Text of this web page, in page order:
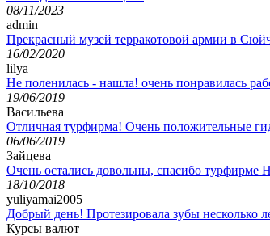
08/11/2023
admin
Прекрасный музей терракотовой армии в
16/02/2020
lilya
Не поленилась - нашла! очень понравилась
19/06/2019
Васильева
Отличная турфирма! Очень положительные
06/06/2019
Зайцева
Очень остались довольны, спасибо турфирме
18/10/2018
yuliyamai2005
Добрый день! Протезировала зубы несколько
Курсы валют